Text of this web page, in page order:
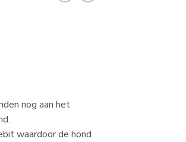
nog aan het
waardoor de hond